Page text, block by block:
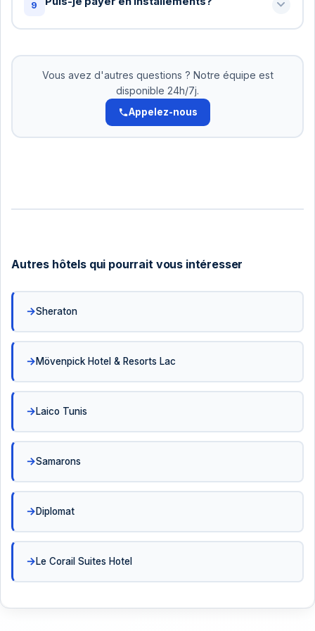
9
nous acceptons le paiement en 2-3 versements.
Pas d'intérêts. Organisez cela avec notre équipe.
Vous avez d'autres questions ? Notre équipe est
disponible 24h/7j.
Appelez-nous
Autres hôtels qui pourrait vous intéresser
Sheraton
Mövenpick Hotel & Resorts Lac
Laico Tunis
Samarons
Diplomat
Le Corail Suites Hotel